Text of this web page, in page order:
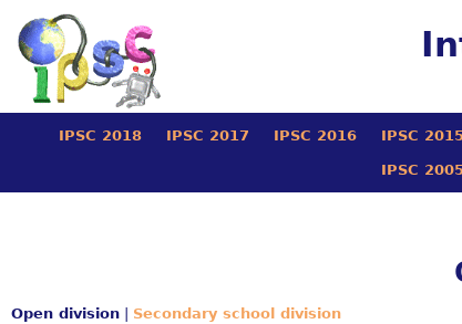
IPSC 2018 IPSC 2017 IPSC 2016 IPSC 2015
IPSC 2005
Open division
Secondary school division